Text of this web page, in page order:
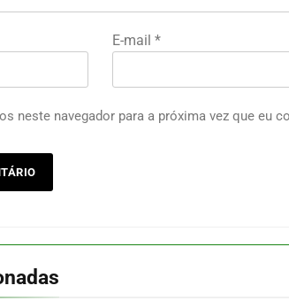
E-mail *
neste navegador para a próxima vez que eu